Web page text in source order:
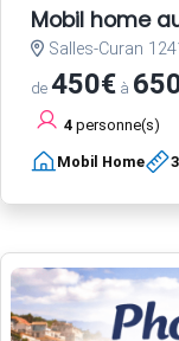
Mobil home
Salles-Curan
de450€ à
4 personne(s)
Mobil Home